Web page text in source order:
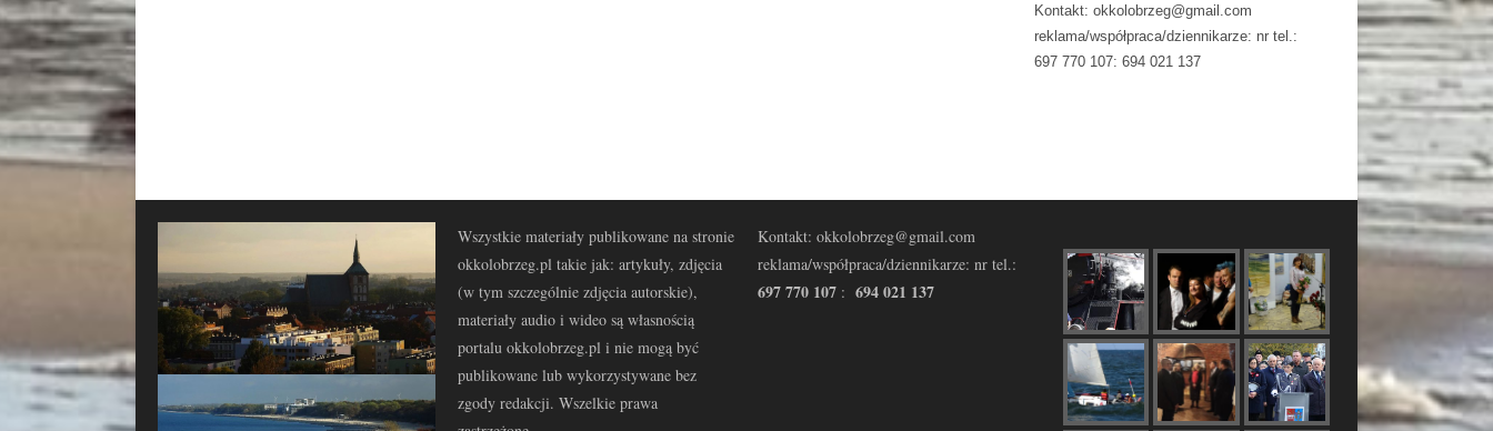
Kontakt: okkolobrzeg@gmail.com
reklama/współpraca/dziennikarze: nr tel.:
697 770 107: 694 021 137
Wszystkie materiały publikowane na stronie
okkolobrzeg.pl takie jak: artykuły, zdjęcia
(w tym szczególnie zdjęcia autorskie),
materiały audio i wideo są własnością
portalu okkolobrzeg.pl i nie mogą być
publikowane lub wykorzystywane bez
zgody redakcji. Wszelkie prawa
Kontakt: okkolobrzeg@gmail.com
reklama/współpraca/dziennikarze: nr tel.:
697 770 107 : 694 021 137